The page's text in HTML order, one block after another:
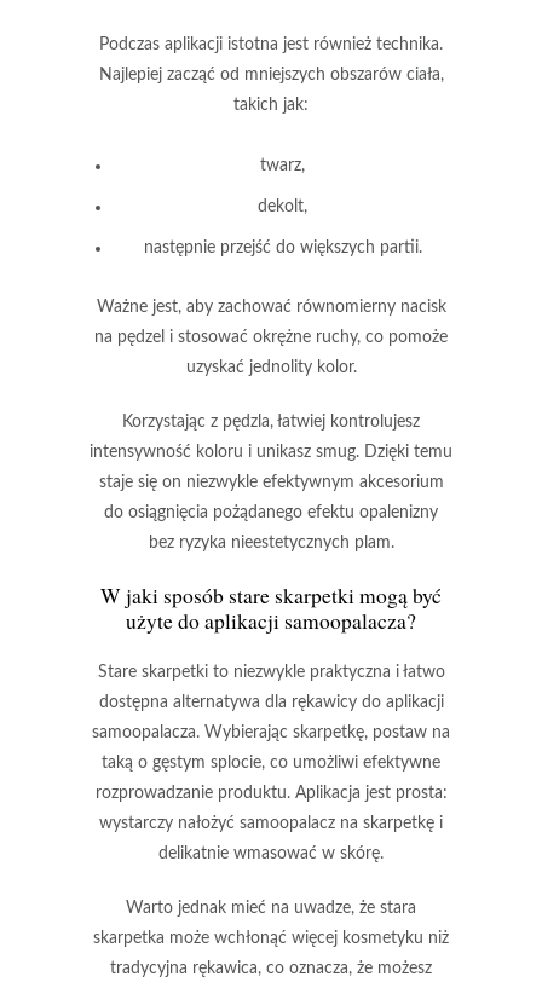
Podczas aplikacji istotna jest również technika.
Najlepiej zacząć od mniejszych obszarów ciała,
takich jak:
twarz,
dekolt,
następnie przejść do większych partii.
Ważne jest, aby zachować równomierny nacisk
na pędzel i stosować okrężne ruchy, co pomoże
uzyskać jednolity kolor.
Korzystając z pędzla, łatwiej kontrolujesz
intensywność koloru i unikasz smug. Dzięki temu
staje się on niezwykle efektywnym akcesorium
do osiągnięcia pożądanego efektu opalenizny
bez ryzyka nieestetycznych plam.
W jaki sposób stare skarpetki mogą być
użyte do aplikacji samoopalacza?
Stare skarpetkito niezwykle praktyczna i łatwo
dostępna alternatywa dla rękawicy do aplikacji
samoopalacza. Wybierając skarpetkę, postaw na
taką o gęstym splocie, co umożliwi efektywne
rozprowadzanie produktu. Aplikacja jest prosta:
wystarczy nałożyć samoopalacz na skarpetkę i
delikatnie wmasować w skórę.
Warto jednak mieć na uwadze, że stara
skarpetka może wchłonąć więcej kosmetyku niż
tradycyjna rękawica, co oznacza, że możesz